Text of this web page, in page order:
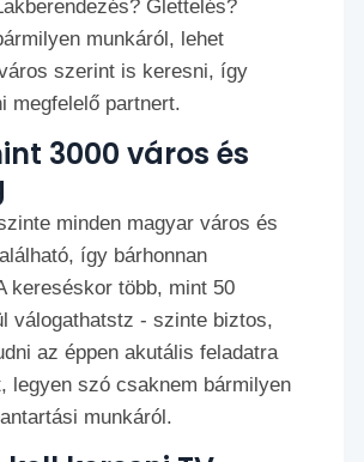
Glettelés?
munkáról, lehet
szerint is keresni, így
megfelelő partnert.
3000 város és
minden magyar város és
így bárhonnan
kereséskor több, mint 50
válogathatstz - szinte biztos,
az éppen akutális feladatra
legyen szó csaknem bármilyen
munkáról.